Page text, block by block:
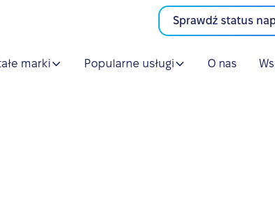
Sprawdź status
marki Popularne usługi O nas